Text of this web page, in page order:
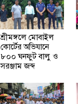
শ্রীমঙ্গলে মোবাইল
কোর্টের অভিযানে
৮০০ ঘনফুট বালু ও
সরঞ্জাম জব্দ